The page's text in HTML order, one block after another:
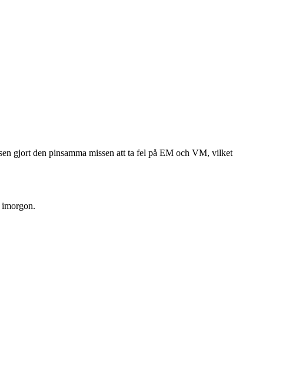
gjort den pinsamma missen att ta fel på EM och VM, vilket
imorgon.